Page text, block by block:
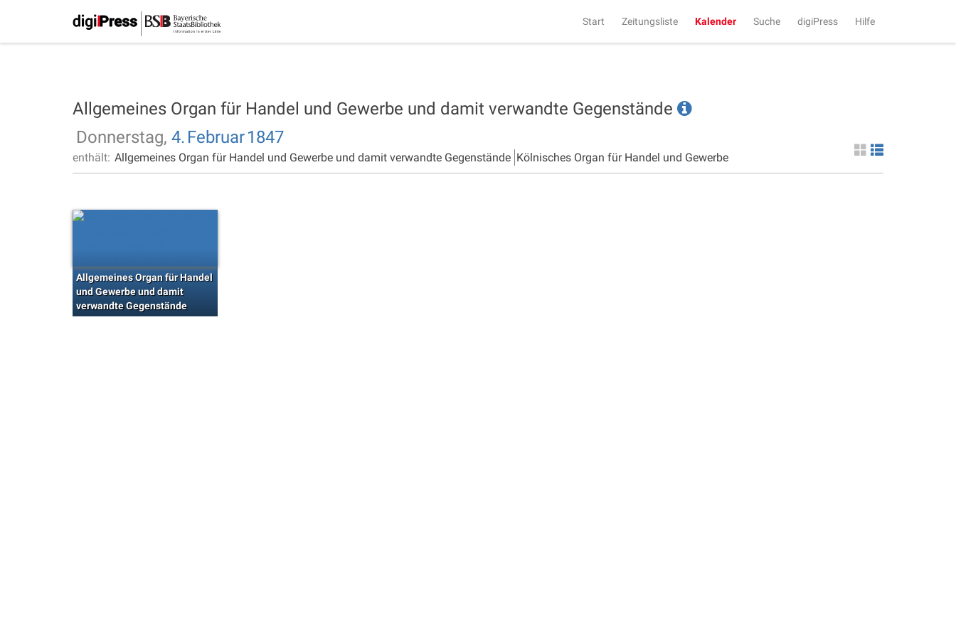
Start Zeitungsliste Kalender Suche digiPress Hilfe
Allgemeines Organ für Handel und Gewerbe und damit verwandte Gegenstände
Donnerstag, 4. Februar1847
enthält: Allgemeines Organ für Handel und Gewerbe und damit verwandte Gegenstände Kölnisches Organ für Handel und Gewerbe
Allgemeines Organ für Handel
und Gewerbe und damit
verwandte Gegenstände